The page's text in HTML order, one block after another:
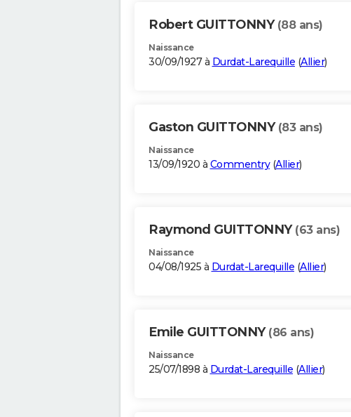
Robert GUITTONNY (88 ans)
Naissance
30/09/1927 à Durdat-Larequille (Allier)
Gaston GUITTONNY (83 ans)
Naissance
13/09/1920 à Commentry(Allier)
Raymond GUITTONNY (63 ans)
Naissance
04/08/1925 à Durdat-Larequille (Allier)
Emile GUITTONNY (86 ans)
Naissance
25/07/1898 à Durdat-Larequille (Allier)